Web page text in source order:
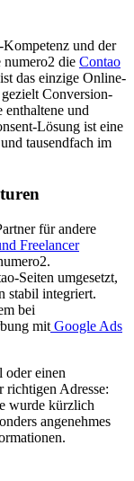
und der
die Contao
das einzige Online-
Conversion-
und
Lösung ist eine
tausendfach im
für andere
Freelancer
Seiten umgesetzt,
stabil integriert.
bei
mit Google Ads
oder einen
richtigen Adresse:
wurde kürzlich
angenehmes